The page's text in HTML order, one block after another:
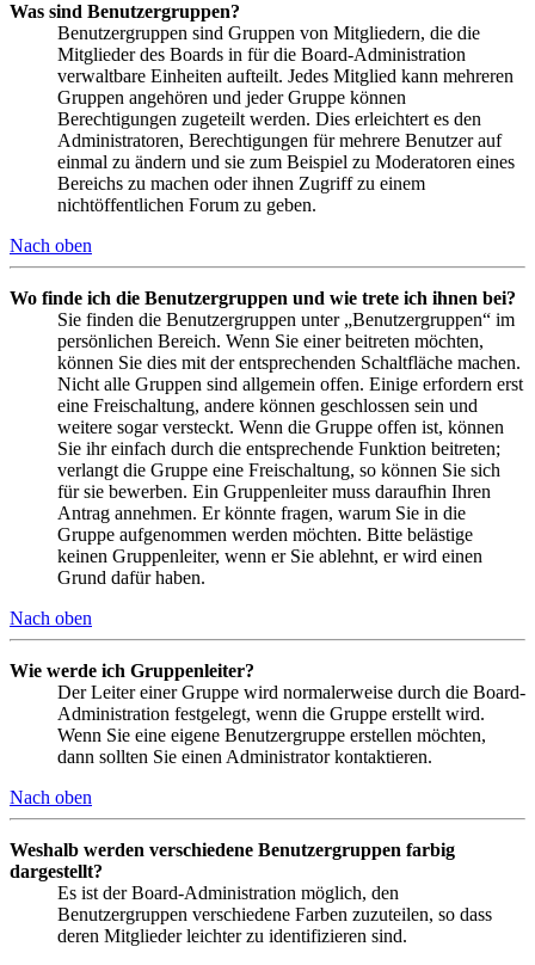
Was sind Benutzergruppen?
Benutzergruppen sind Gruppen von Mitgliedern, die die
Mitglieder des Boards in für die Board-Administration
verwaltbare Einheiten aufteilt. Jedes Mitglied kann mehreren
Gruppen angehören und jeder Gruppe können
Berechtigungen zugeteilt werden. Dies erleichtert es den
Administratoren, Berechtigungen für mehrere Benutzer auf
einmal zu ändern und sie zum Beispiel zu Moderatoren eines
Bereichs zu machen oder ihnen Zugriff zu einem
nichtöffentlichen Forum zu geben.
Nach oben
Wo finde ich die Benutzergruppen und wie trete ich ihnen bei?
Sie finden die Benutzergruppen unter „Benutzergruppen“ im
persönlichen Bereich. Wenn Sie einer beitreten möchten,
können Sie dies mit der entsprechenden Schaltfläche machen.
Nicht alle Gruppen sind allgemein offen. Einige erfordern erst
eine Freischaltung, andere können geschlossen sein und
weitere sogar versteckt. Wenn die Gruppe offen ist, können
Sie ihr einfach durch die entsprechende Funktion beitreten;
verlangt die Gruppe eine Freischaltung, so können Sie sich
für sie bewerben. Ein Gruppenleiter muss daraufhin Ihren
Antrag annehmen. Er könnte fragen, warum Sie in die
Gruppe aufgenommen werden möchten. Bitte belästige
keinen Gruppenleiter, wenn er Sie ablehnt, er wird einen
Grund dafür haben.
Nach oben
Wie werde ich Gruppenleiter?
Der Leiter einer Gruppe wird normalerweise durch die Board-
Administration festgelegt, wenn die Gruppe erstellt wird.
Wenn Sie eine eigene Benutzergruppe erstellen möchten,
dann sollten Sie einen Administrator kontaktieren.
Nach oben
Weshalb werden verschiedene Benutzergruppen farbig
dargestellt?
Es ist der Board-Administration möglich, den
Benutzergruppen verschiedene Farben zuzuteilen, so dass
deren Mitglieder leichter zu identifizieren sind.